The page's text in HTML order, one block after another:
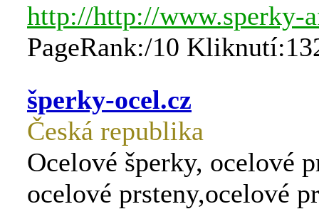
http://http://www.sperky-
PageRank:/10
šperky-ocel.cz
Česká republika
Ocelové šperky, ocelové
ocelové prsteny,ocelové